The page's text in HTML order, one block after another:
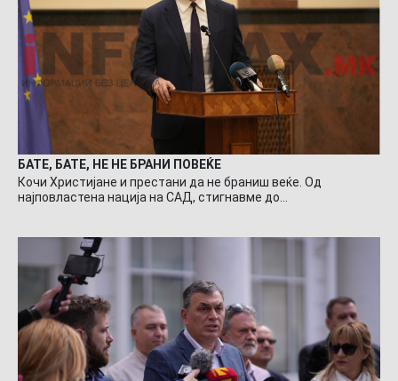
БАТЕ, БАТЕ, НЕ НЕ БРАНИ ПОВЕЌЕ
Кочи Христијане и престани да не браниш веќе. Од
најповластена нација на САД, стигнавме до…